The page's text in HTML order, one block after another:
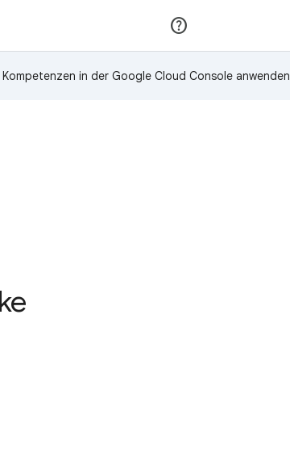
Kompetenzen in der Google Cloud Console anwenden